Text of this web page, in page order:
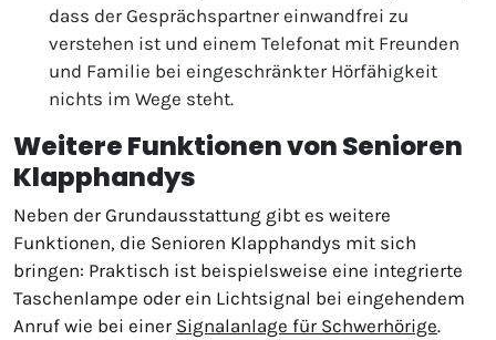
dass der Gesprächspartner einwandfrei zu
verstehen ist und einem Telefonat mit Freunden
und Familie bei eingeschränkter Hörfähigkeit
nichts im Wege steht.
Weitere Funktionen von Senioren
Klapphandys
Neben der Grundausstattung gibt es weitere
Funktionen, die Senioren Klapphandys mit sich
bringen: Praktisch ist beispielsweise eine integrierte
Taschenlampe oder ein Lichtsignal bei eingehendem
Anruf wie bei einer Signalanlage für Schwerhörige.